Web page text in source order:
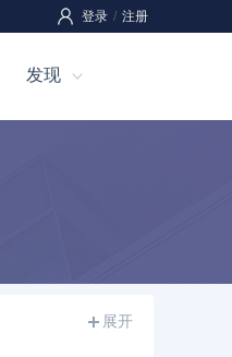
登录 / 注册
发现
展开